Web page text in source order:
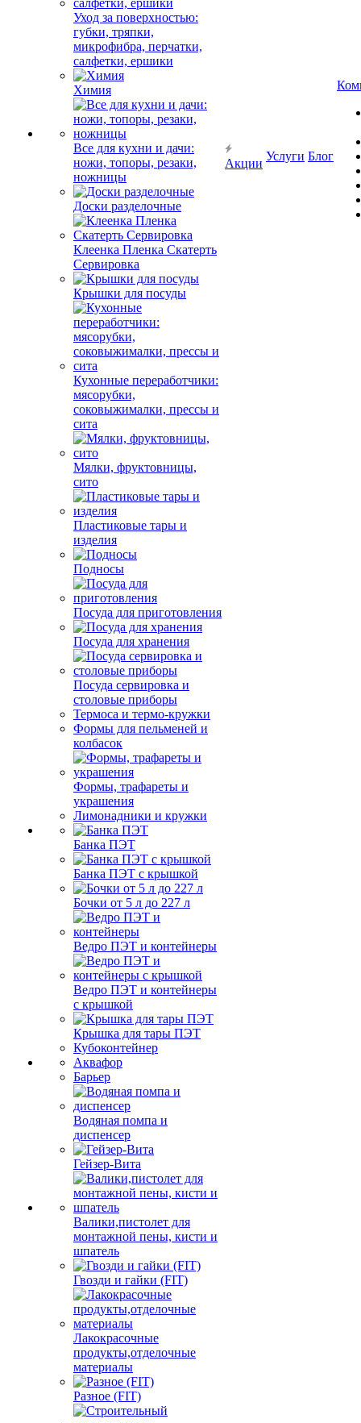
Уход за поверхностью:
губки, тряпки,
микрофибра, перчатки,
салфетки, ершики
Химия
Все для кухни и дачи:
ножи, топоры, резаки,
ножницы
Доски разделочные
Клеенка Пленка Скатерть
Сервировка
Крышки для посуды
Кухонные переработчики:
мясорубки,
соковыжималки, прессы и
сита
Мялки, фруктовницы,
сито
Пластиковые тары и
изделия
Подносы
Посуда для приготовления
Посуда для хранения
Посуда сервировка и
столовые приборы
Термоса и термо-кружки
Формы для пельменей и
колбасок
Формы, трафареты и
украшения
Лимонадники и кружки
Банка ПЭТ
Банка ПЭТ с крышкой
Бочки от 5 л до 227 л
Ведро ПЭТ и контейнеры
Ведро ПЭТ и контейнеры
с крышкой
Крышка для тары ПЭТ
Кубоконтейнер
Аквафор
Барьер
Водяная помпа и
диспенсер
Гейзер-Вита
Валики,пистолет для
монтажной пены, кисти и
шпатель
Гвозди и гайки (FIT)
Лакокрасочные
продукты,отделочные
материалы
Разное (FIT)
Акции
Услуги Блог